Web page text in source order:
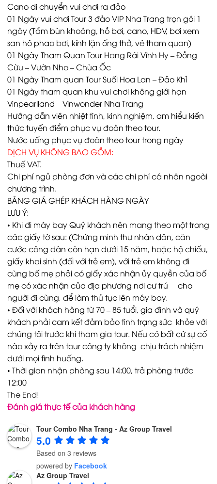
Cano di chuyển vui chơi ra đảo
01 Ngày vui chơi Tour 3 đảo VIP Nha Trang trọn gói 1
ngày (Tắm bùn khoáng, hồ bơi, cano, HDV, bơi xem
san hô phao bơi, kính lặn ống thở, vé tham quan)
01 Ngày Tham Quan Tour Hang Rái Vĩnh Hy – Đồng
Cừu – Vườn Nho – Chùa Ốc
01 Ngày Tham quan Tour Suối Hoa Lan – Đảo Khỉ
01 Ngày tham quan khu vui chơi không giới hạn
Vinpearlland – Vinwonder Nha Trang
Hướng dẫn viên nhiệt tình, kinh nghiệm, am hiểu kiến
thức tuyến điểm phục vụ đoàn theo tour.
Nước uống phục vụ đoàn theo tour trong ngày
DỊCH VỤ KHÔNG BAO GỒM:
Thuế VAT.
Chi phí ngủ phòng đơn và các chi phí cá nhân ngoài
chương trình.
BẢNG GIÁ GHÉP KHÁCH HÀNG NGÀY
LƯU Ý:
• Khi đi máy bay Quý khách nên mang theo một trong
các giấy tờ sau: (Chứng minh thư nhân dân, căn
cước công dân còn hạn dưới 15 năm, hoặc hộ chiếu,
giấy khai sinh (đối với trẻ em), với trẻ em không đi
cùng bố mẹ phải có giấy xác nhận ủy quyền của bố
mẹ có xác nhận của địa phương nơi cư trú cho
người đi cùng, để làm thủ tục lên máy bay.
• Đối với khách hàng từ 70 – 85 tuổi, gia đình và quý
khách phải cam kết đảm bảo tình trạng sức khỏe với
chúng tôi trước khi tham gia tour. Nếu có bất cứ sự cố
nào xảy ra trên tour công ty không chịu trách nhiệm
dưới mọi tình huống.
• Thời gian nhận phòng sau 14:00, trả phòng trước
12:00
The End!
Đánh giá thực tế của khách hàng
Tour Combo Nha Trang - Az Group Travel
5.0
Based on 3 reviews
powered by Facebook
Az Group Travel